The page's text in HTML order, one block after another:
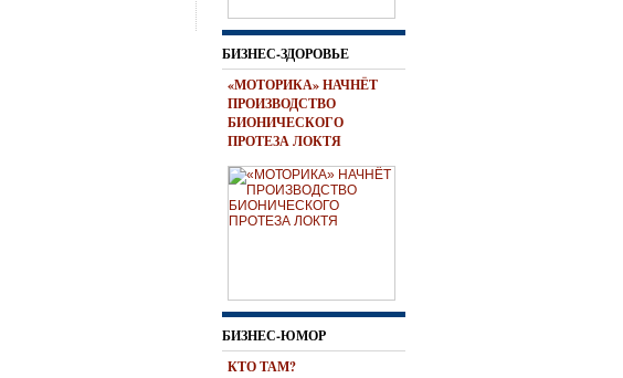
БИЗНЕС-ЗДОРОВЬЕ
«МОТОРИКА» НАЧНЁТ
ПРОИЗВОДСТВО
БИОНИЧЕСКОГО
ПРОТЕЗА ЛОКТЯ
БИЗНЕС-ЮМОР
КТО ТАМ?